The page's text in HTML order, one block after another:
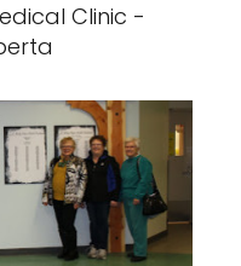
Clinic -